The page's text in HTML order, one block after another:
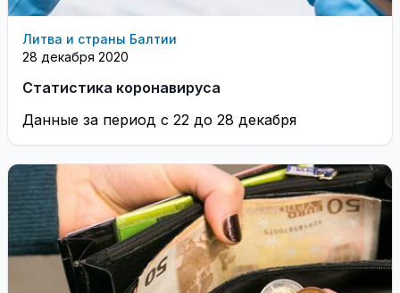
Литва и страны Балтии
28 декабря 2020
Статистика коронавируса
Данные за период с 22 до 28 декабря